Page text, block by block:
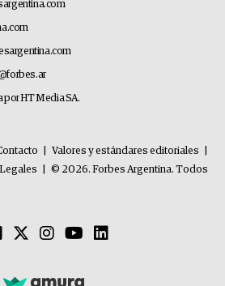
por HT Media SA.
Valores y estándares editoriales
Legales
© 2026. Forbes Argentina. Todos